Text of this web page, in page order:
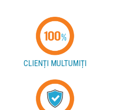
CLIENȚI MULTUMIȚI